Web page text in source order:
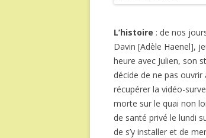
L’histoire : de nos
Davin [Adèle Haenel],
heure avec Julien, son
décide de ne pas
récupérer la vidéo-
morte sur le quai non
de santé privé le lundi
de s’y installer et de